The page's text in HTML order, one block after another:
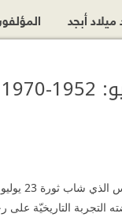
المقولة
التاريخيّة
أبجد